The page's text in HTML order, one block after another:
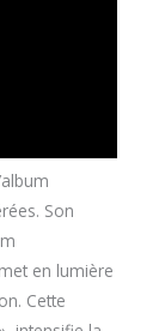
Son
en lumière
Cette